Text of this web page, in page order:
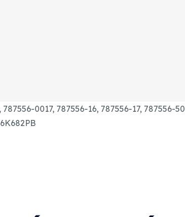
787556-0017, 787556-16, 787556-17, 787556-